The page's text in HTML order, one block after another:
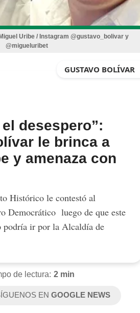
Uribe / Instagram @gustavo_bolivar y
@migueluribet
GUSTAVO BOLÍVAR
desespero”:
le brinca a
y amenaza con
Histórico le contestó al
Democrático luego de que este
podría ir por la Alcaldía de
de lectura: 2 min
ENGOOGLE NEWS